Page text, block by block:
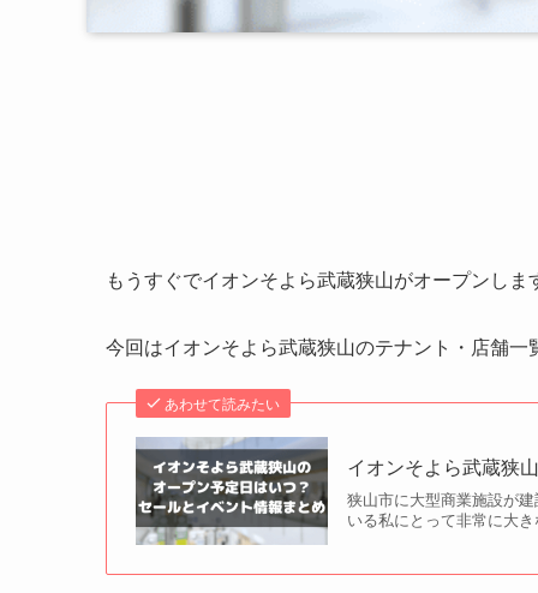
もうすぐでイオンそよら武蔵狭山がオープンし
今回はイオンそよら武蔵狭山のテナント・店舗
あわせて読みたい
イオンそよら武蔵狭
狭山市に大型商業施設が
いる私にとって非常に大